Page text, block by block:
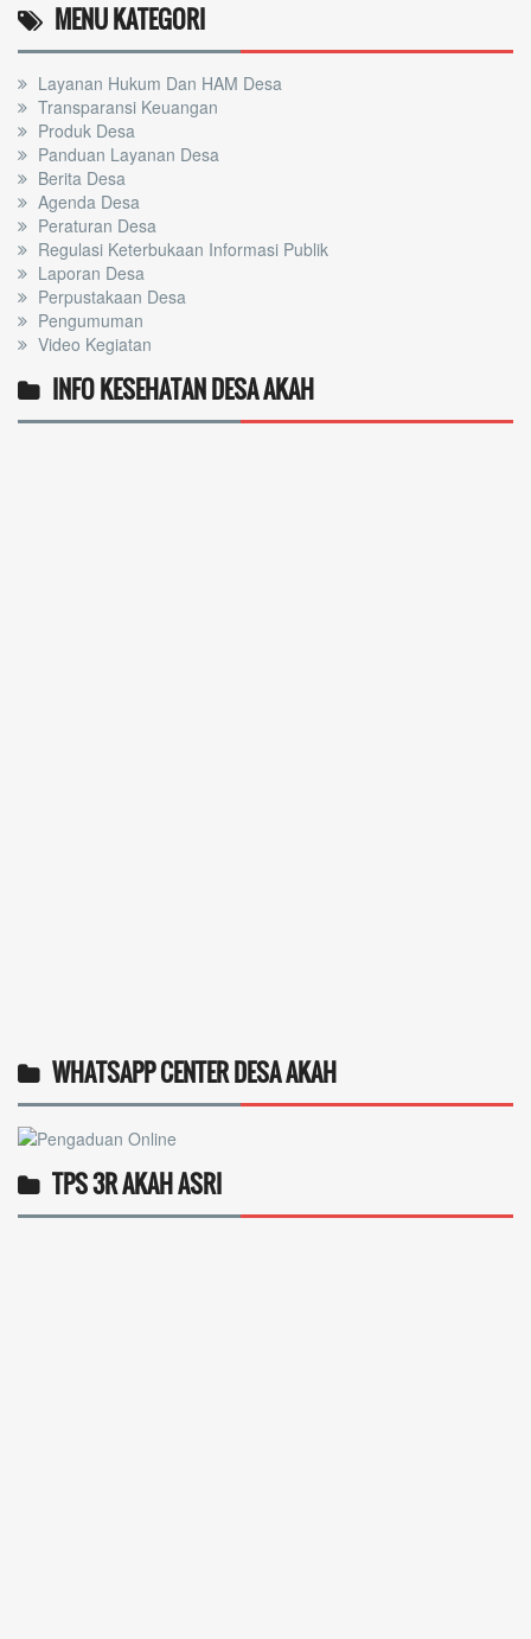
MENU KATEGORI
Layanan Hukum Dan HAM Desa
Transparansi Keuangan
Produk Desa
Panduan Layanan Desa
Berita Desa
Agenda Desa
Peraturan Desa
Regulasi Keterbukaan Informasi Publik
Laporan Desa
Perpustakaan Desa
Pengumuman
Video Kegiatan
INFO KESEHATAN DESA AKAH
WHATSAPP CENTER DESA AKAH
TPS 3R AKAH ASRI